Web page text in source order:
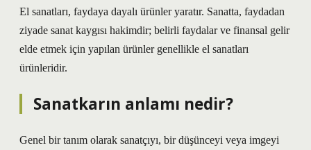
El sanatları, faydaya dayalı ürünler yaratır. Sanatta, faydadan
ziyade sanat kaygısı hakimdir; belirli faydalar ve finansal gelir
elde etmek için yapılan ürünler genellikle el sanatları
ürünleridir.
Sanatkarın anlamı nedir?
Genel bir tanım olarak sanatçıyı, bir düşünceyi veya imgeyi